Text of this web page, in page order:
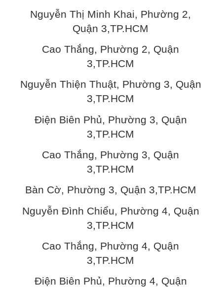
Nguyễn Thị Minh Khai, Phường 2,
Quận 3,TP.HCM
Cao Thắng, Phường 2, Quận
3,TP.HCM
Nguyễn Thiện Thuật, Phường 3, Quận
3,TP.HCM
Điện Biên Phủ, Phường 3, Quận
3,TP.HCM
Cao Thắng, Phường 3, Quận
3,TP.HCM
Bàn Cờ, Phường 3, Quận 3,TP.HCM
Nguyễn Đình Chiểu, Phường 4, Quận
3,TP.HCM
Cao Thắng, Phường 4, Quận
3,TP.HCM
Điện Biên Phủ, Phường 4, Quận